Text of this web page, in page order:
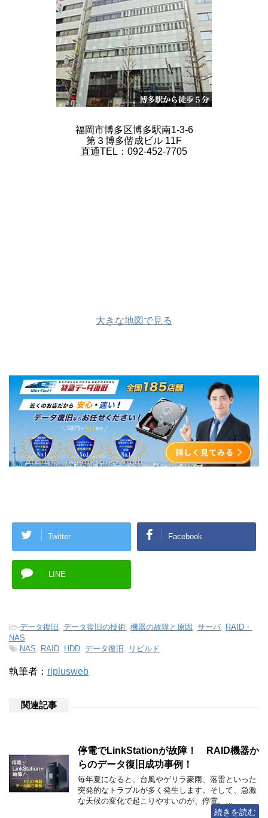
福岡市博多区博多駅南1-3-6
第３博多偕成ビル 11F
直通TEL：092-452-7705
大きな地図で見る
Twitter Facebook
LINE
-データ復旧 データ復旧の技術 機器の故障と原因 サーバ RAID・
NAS
-NAS RAID HDD データ復旧 リビルド
執筆者： riplusweb
関連記事
停電でLinkStationが故障！ RAID機器か
らのデータ復旧成功事例！
毎年夏になると、台風やゲリラ豪雨、落雷といった
突発的なトラブルが多く発生します。そして、急激
な天候の変化で起こりやすいのが、停電。…
続きを読む